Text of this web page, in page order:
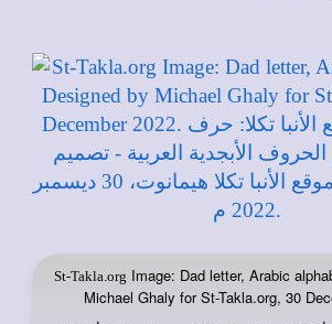
St-Takla.org Image: Dad letter, Arabic
Michael Ghaly for St-Takla.org, 30